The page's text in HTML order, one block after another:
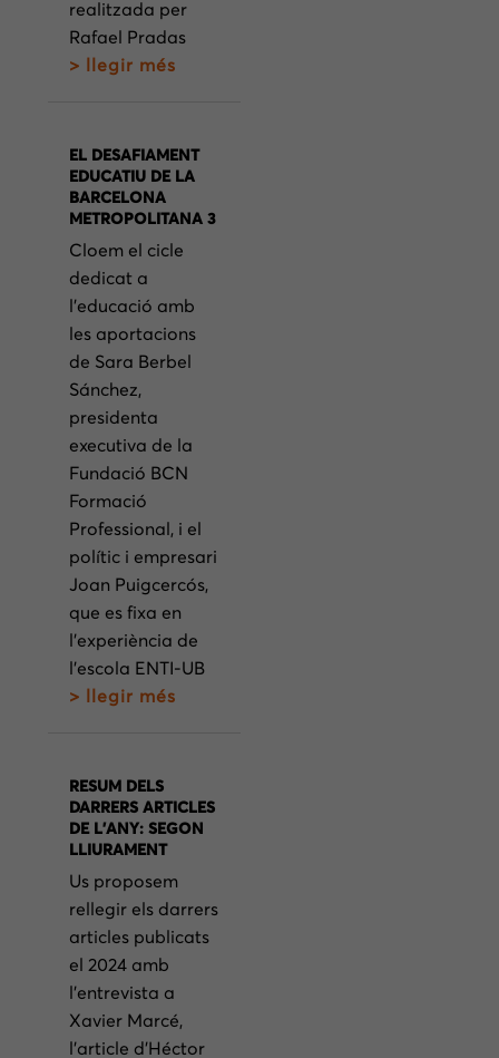
realitzada per
Rafael Pradas
> llegir més
EL DESAFIAMENT
EDUCATIU DE LA
BARCELONA
METROPOLITANA 3
Cloem el cicle
dedicat a
l’educació amb
les aportacions
de Sara Berbel
Sánchez,
presidenta
executiva de la
Fundació BCN
Formació
Professional, i el
polític i empresari
Joan Puigcercós,
que es fixa en
l’experiència de
l’escola ENTI-UB
> llegir més
RESUM DELS
DARRERS ARTICLES
DE L’ANY: SEGON
LLIURAMENT
Us proposem
rellegir els darrers
articles publicats
el 2024 amb
l’entrevista a
Xavier Marcé,
l’article d’Héctor